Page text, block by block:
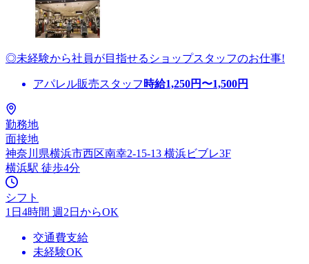
◎未経験から社員が目指せるショップスタッフのお仕事!
アパレル販売スタッフ 時給1,250円〜1,500円
勤務地
面接地
神奈川県横浜市西区南幸2-15-13 横浜ビブレ3F
横浜駅 徒歩4分
シフト
1日4時間 週2日からOK
交通費支給
未経験OK